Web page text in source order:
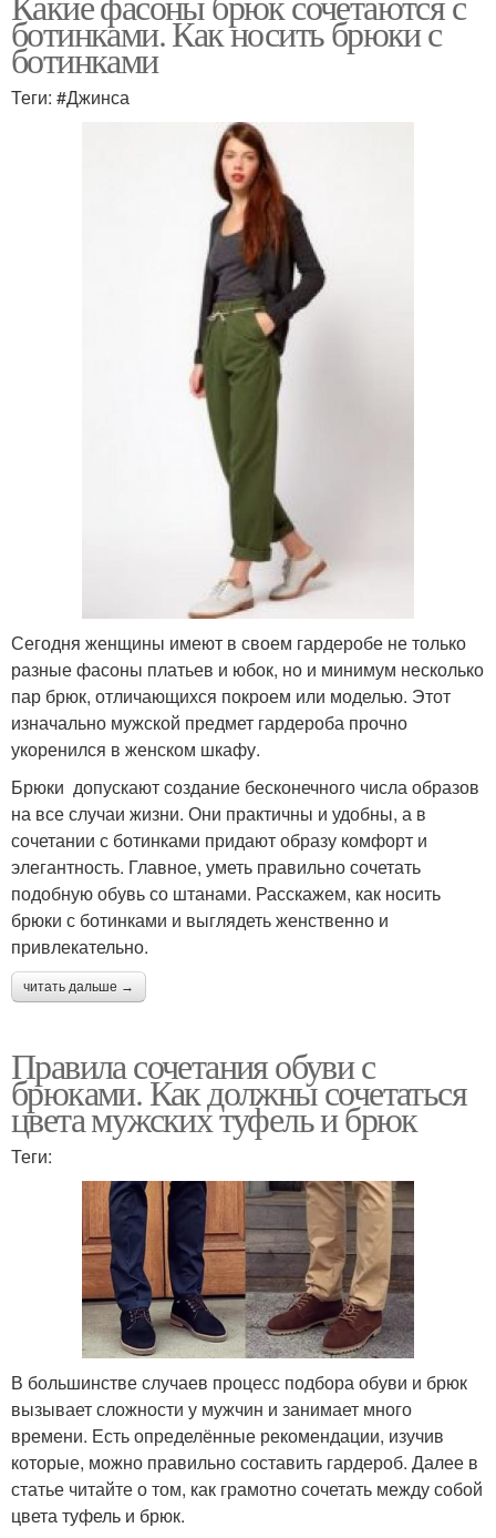
ботинками. Как носить брюки с
ботинками
Теги: #Джинса
Сегодня женщины имеют в своем гардеробе не только
разные фасоны платьев и юбок, но и минимум несколько
пар брюк, отличающихся покроем или моделью. Этот
изначально мужской предмет гардероба прочно
укоренился в женском шкафу.
Брюки допускают создание бесконечного числа образов
на все случаи жизни. Они практичны и удобны, а в
сочетании с ботинками придают образу комфорт и
элегантность. Главное, уметь правильно сочетать
подобную обувь со штанами. Расскажем, как носить
брюки с ботинками и выглядеть женственно и
привлекательно.
читать дальше →
Правила сочетания обуви с
брюками. Как должны сочетаться
цвета мужских туфель и брюк
Теги:
В большинстве случаев процесс подбора обуви и брюк
вызывает сложности у мужчин и занимает много
времени. Есть определённые рекомендации, изучив
которые, можно правильно составить гардероб. Далее в
статье читайте о том, как грамотно сочетать между собой
цвета туфель и брюк.